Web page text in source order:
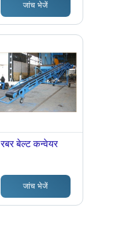
जांच भेजें
रबर बेल्ट कन्वेयर
जांच भेजें